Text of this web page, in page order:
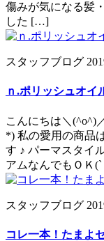
傷みが気になる髪
した […]
スタッフブログ
ｎ.ポリッシュオイ
こんにちは＼(^o^)
*) 私の愛用の商品
す ♪ パーマスタイ
アムなんでもＯＫ
スタッフブログ
コレ一本！たまよ